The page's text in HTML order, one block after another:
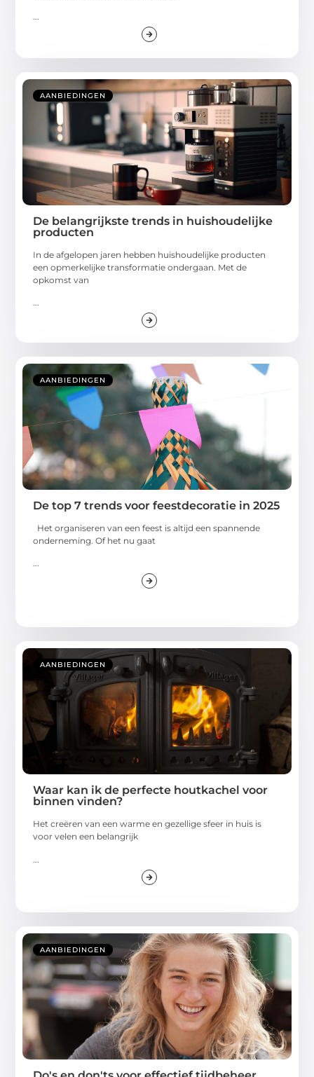
AANBIEDINGEN
De belangrijkste trends in huishoudelijke
producten
In de afgelopen jaren hebben huishoudelijke producten
een opmerkelijke transformatie ondergaan. Met de
opkomst van
...
AANBIEDINGEN
De top 7 trends voor feestdecoratie in 2025
Het organiseren van een feest is altijd een spannende
onderneming. Of het nu gaat
...
AANBIEDINGEN
Waar kan ik de perfecte houtkachel voor
binnen vinden?
Het creëren van een warme en gezellige sfeer in huis is
voor velen een belangrijk
AANBIEDINGEN